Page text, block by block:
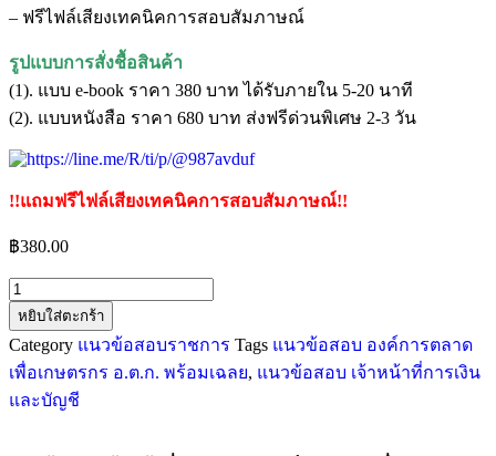
– ฟรีไฟล์เสียงเทคนิคการสอบสัมภาษณ์
รูปแบบการสั่งชื้อสินค้า
(1). แบบ e-book ราคา 380 บาท ได้รับภายใน 5-20 นาที
(2). แบบหนังสือ ราคา 680 บาท ส่งฟรีด่วนพิเศษ 2-3 วัน
!!แถมฟรีไฟล์เสียงเทคนิคการสอบสัมภาษณ์!!
฿380.00
หยิบใส่ตะกร้า
Category แนวข้อสอบราชการ Tags แนวข้อสอบ องค์การตลาด
เพื่อเกษตรกร อ.ต.ก. พร้อมเฉลย, แนวข้อสอบ เจ้าหน้าที่การเงิน
และบัญชี